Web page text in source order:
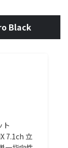
Black
ト
7.1ch 立